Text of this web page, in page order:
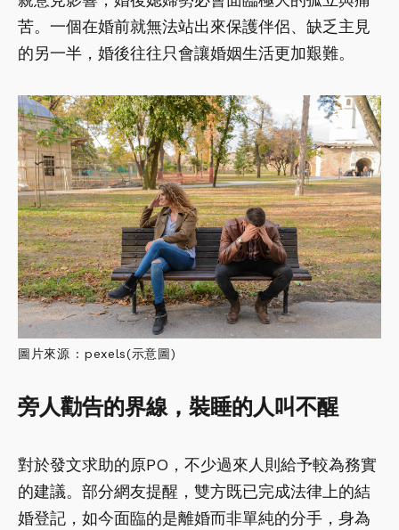
苦。一個在婚前就無法站出來保護伴侶、缺乏主見
的另一半，婚後往往只會讓婚姻生活更加艱難。
圖片來源 : pexels(示意圖)
旁人勸告的界線，裝睡的人叫不醒
對於發文求助的原PO，不少過來人則給予較為務實
的建議。部分網友提醒，雙方既已完成法律上的結
婚登記，如今面臨的是離婚而非單純的分手，身為